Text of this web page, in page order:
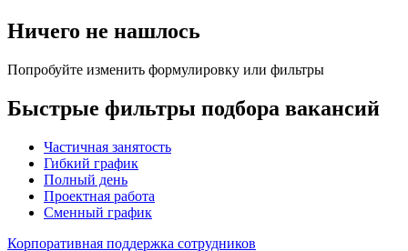
Ничего не нашлось
Попробуйте изменить формулировку или фильтры
Быстрые фильтры подбора вакансий
Частичная занятость
Гибкий график
Полный день
Проектная работа
Сменный график
Корпоративная поддержка сотрудников